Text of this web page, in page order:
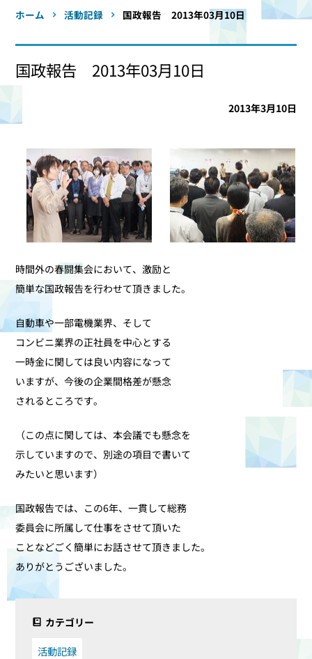
ホーム 活動記録 国政報告 2013年03月10日
国政報告 2013年03月10日
2013年3月10日
時間外の春闘集会において、激励と
簡単な国政報告を行わせて頂きました。
自動車や一部電機業界、そして
コンビニ業界の正社員を中心とする
一時金に関しては良い内容になって
いますが、今後の企業間格差が懸念
されるところです。
（この点に関しては、本会議でも懸念を
示していますので、別途の項目で書いて
みたいと思います）
国政報告では、この6年、一貫して総務
委員会に所属して仕事をさせて頂いた
ことなどごく簡単にお話させて頂きました。
ありがとうございました。
カテゴリー
活動記録